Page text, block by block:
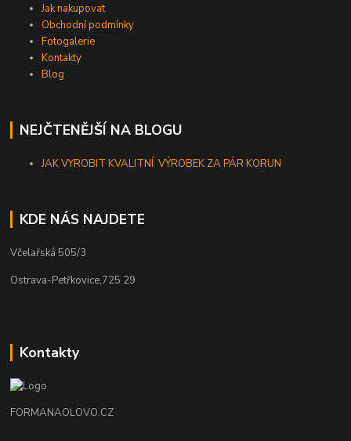
Jak nakupovat
Obchodní podmínky
Fotogalerie
Kontakty
Blog
NEJČTENĚJŠÍ NA BLOGU
JAK VYROBIT KVALITNÍ VÝROBEK ZA PÁR KORUN
KDE NÁS NAJDETE
Včelařská 505/3
Ostrava-Petřkovice,725 29
Kontakty
FORMANAOLOVO.CZ